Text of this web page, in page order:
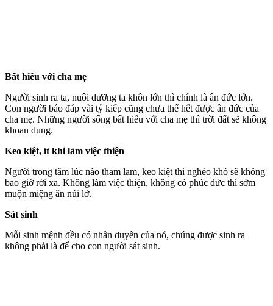
Bất hiếu với cha mẹ
Người sinh ra ta, nuôi dưỡng ta khôn lớn thì chính là ân đức lớn.
Con người báo đáp vài tỷ kiếp cũng chưa thể hết được ân đức của
cha mẹ. Những người sống bất hiếu với cha mẹ thì trời đất sẽ không
khoan dung.
Keo kiệt, ít khi làm việc thiện
Người trong tâm lúc nào tham lam, keo kiệt thì nghèo khó sẽ không
bao giờ rời xa. Không làm việc thiện, không có phúc đức thì sớm
muộn miệng ăn núi lở.
Sát sinh
Mỗi sinh mệnh đều có nhân duyên của nó, chúng được sinh ra
không phải là để cho con người sát sinh.